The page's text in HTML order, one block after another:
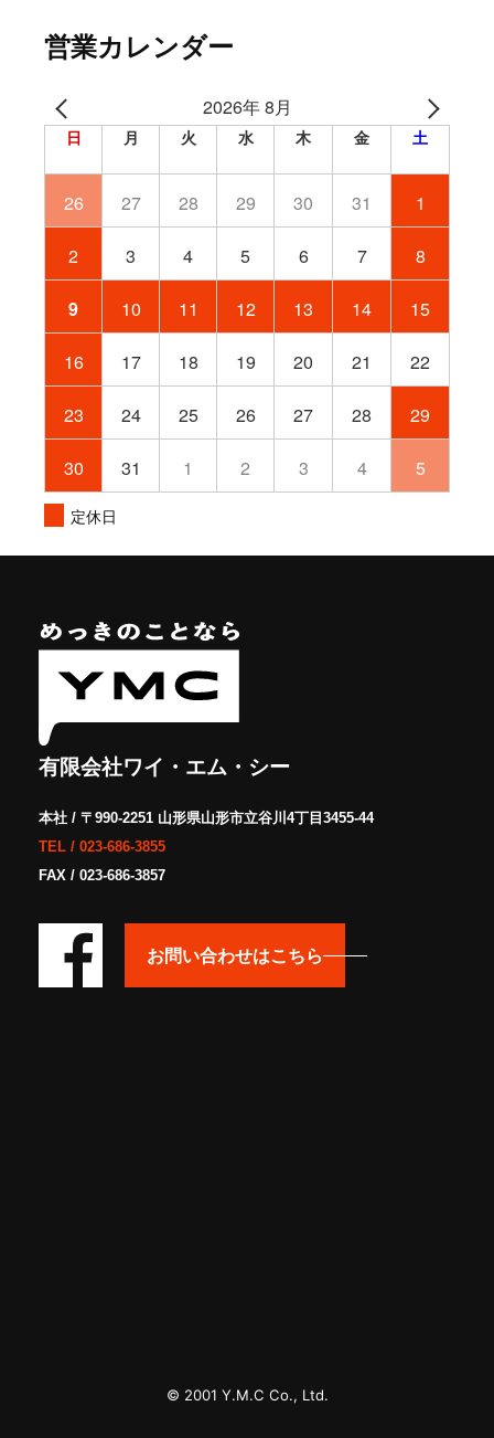
営業カレンダー
2026年 8月
日 月 火 水 木 金 土
26 27 28 29 30 31 1
2 3 4 5 6 7 8
9 10 11 12 13 14 15
16 17 18 19 20 21 22
23 24 25 26 27 28 29
30 31 1 2 3 4 5
定休日
有限会社ワイ・エム・シー
本社 / 〒990-2251 山形県山形市立谷川4丁目3455-44
TEL / 023-686-3855
FAX / 023-686-3857
お問い合わせはこちら
© 2001 Y.M.C Co., Ltd.